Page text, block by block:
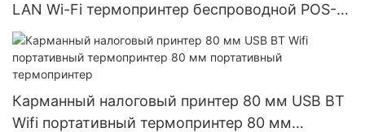
LAN Wi-Fi термопринтер беспроводной POS-
принтер 80 мм настольный термопринтер
Карманный налоговый принтер 80 мм USB BT
Wifi портативный термопринтер 80 мм